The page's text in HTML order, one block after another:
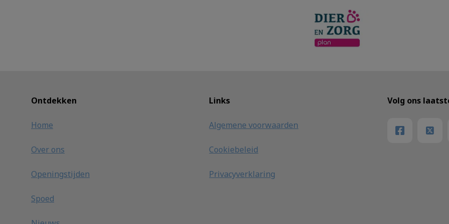
Ontdekken
Home
Over ons
Openingstijden
Spoed
Links
Algemene voorwaarden
Cookiebeleid
Privacyverklaring
Volg ons